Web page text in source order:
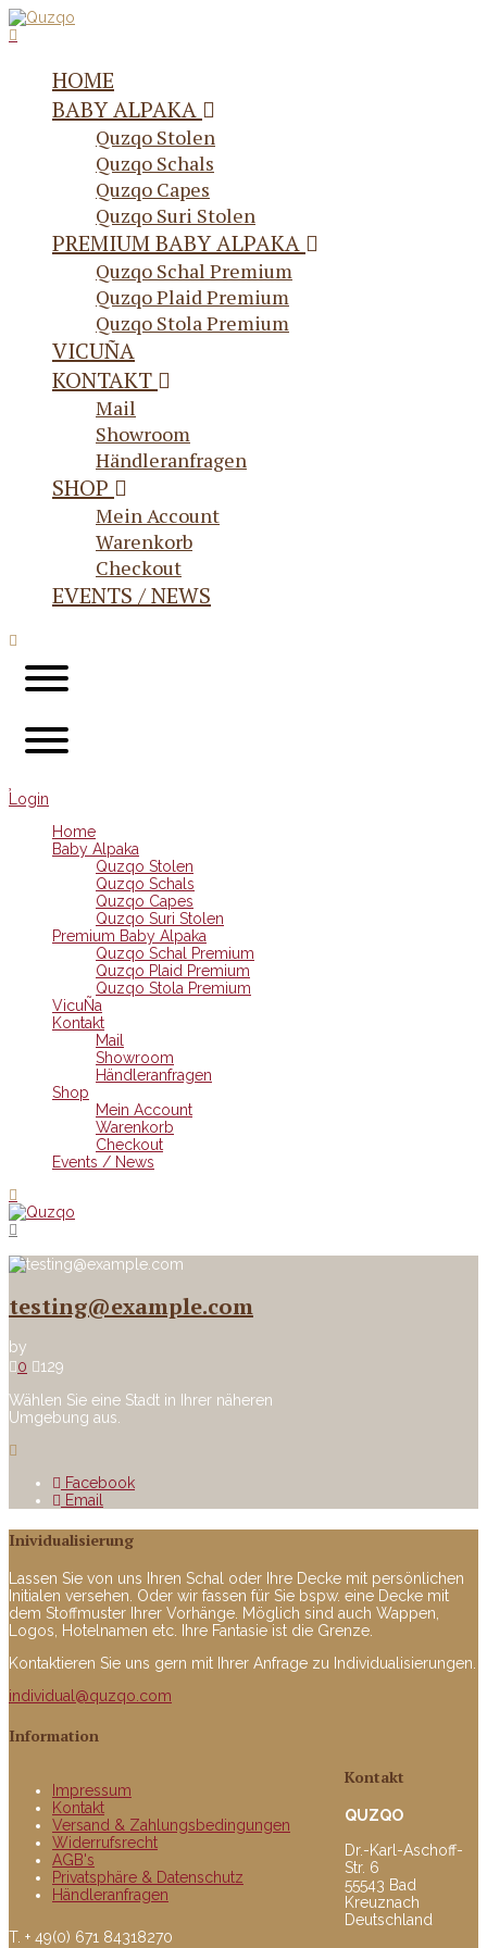
HOME
BABY ALPAKA
Quzqo Stolen
Quzqo Schals
Quzqo Capes
Quzqo Suri Stolen
PREMIUM BABY ALPAKA
Quzqo Schal Premium
Quzqo Plaid Premium
Quzqo Stola Premium
VICUÑA
KONTAKT
Mail
Showroom
Händleranfragen
SHOP
Mein Account
Warenkorb
Checkout
EVENTS / NEWS
Login
Home
Baby Alpaka
Quzqo Stolen
Quzqo Schals
Quzqo Capes
Quzqo Suri Stolen
Premium Baby Alpaka
Quzqo Schal Premium
Quzqo Plaid Premium
Quzqo Stola Premium
VicuÑa
Kontakt
Mail
Showroom
Händleranfragen
Shop
Mein Account
Warenkorb
Checkout
Events / News
testing@example.com
by
0
129
Wählen Sie eine Stadt in Ihrer näheren
Umgebung aus.
Facebook
Email
Inividualisierung
Lassen Sie von uns Ihren Schal oder Ihre Decke mit persönlichen
Initialen versehen. Oder wir fassen für Sie bspw. eine Decke mit
dem Stoffmuster Ihrer Vorhänge. Möglich sind auch Wappen,
Logos, Hotelnamen etc. Ihre Fantasie ist die Grenze.
Kontaktieren Sie uns gern mit Ihrer Anfrage zu Individualisierungen.
individual@quzqo.com
Information
Impressum
Kontakt
Versand & Zahlungsbedingungen
Widerrufsrecht
AGB's
Privatsphäre & Datenschutz
Händleranfragen
Kontakt
QUZQO
Dr.-Karl-Aschoff-
Str. 6
55543 Bad
Kreuznach
Deutschland
T. + 49(0) 671 84318270